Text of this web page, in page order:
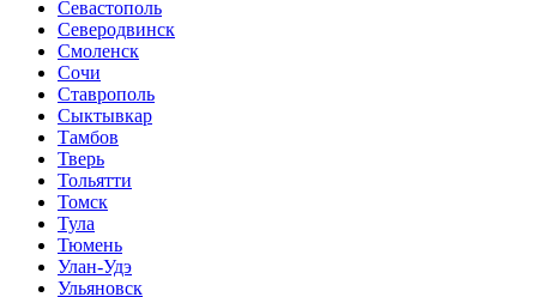
Севастополь
Северодвинск
Смоленск
Сочи
Ставрополь
Сыктывкар
Тамбов
Тверь
Тольятти
Томск
Тула
Тюмень
Улан-Удэ
Ульяновск